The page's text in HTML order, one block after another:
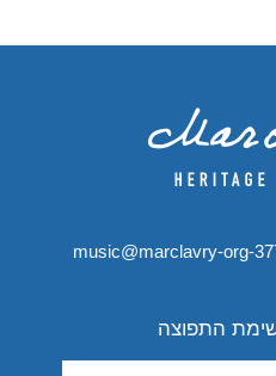
music@marclavry-org-
התפוצה